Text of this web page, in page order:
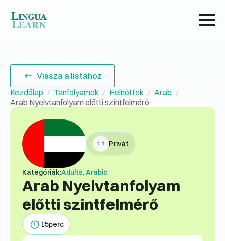
Vissza a listához
Kezdőlap
Tanfolyamok Felnőttek
Arab
Arab Nyelvtanfolyam előtti szintfelmérő
Privát
Kategóriák:Adults, Arabic
Arab Nyelvtanfolyam
előtti szintfelmérő
15perc